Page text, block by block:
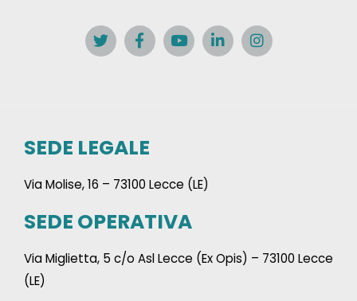
SEDE LEGALE
Via Molise, 16 – 73100 Lecce (LE)
SEDE OPERATIVA
Via Miglietta, 5 c/o Asl Lecce (Ex Opis) – 73100 Lecce
(LE)